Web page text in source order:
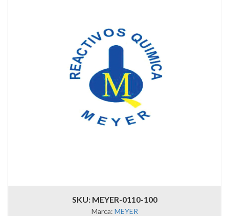
SKU: MEYER-0110-100
Marca: MEYER